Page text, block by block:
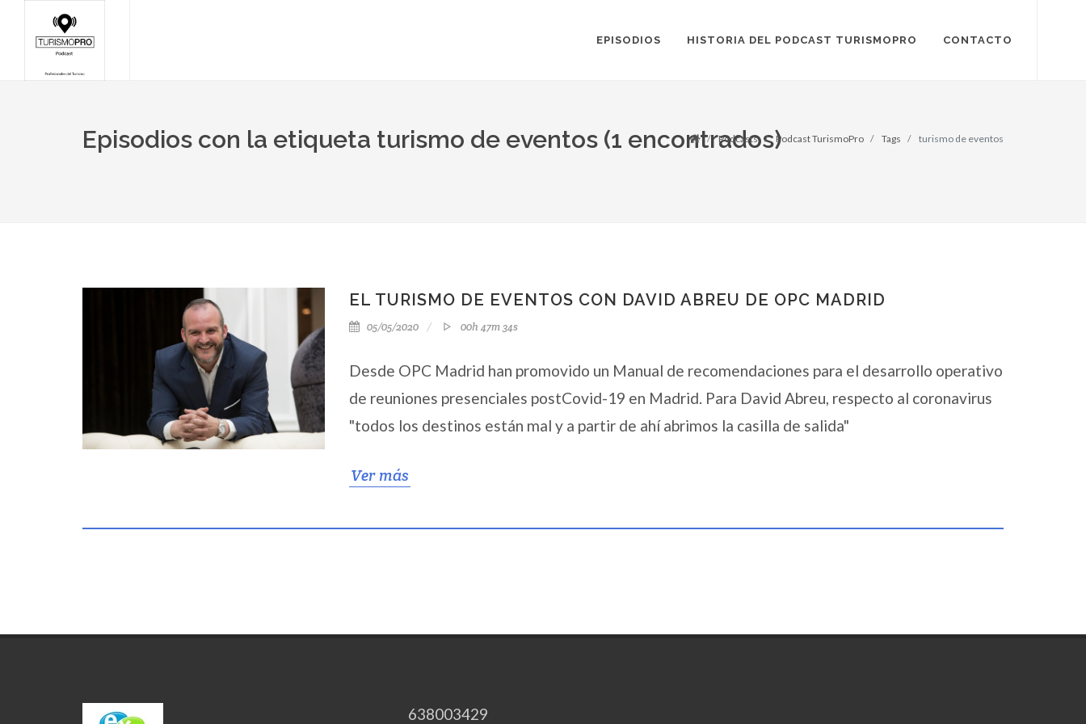
EPISODIOS HISTORIA DEL PODCAST TURISMOPRO CONTACTO
Episodios con la etiqueta turismo de eventos (1 encontrados)
Podcasts Podcast TurismoPro Tags turismo de eventos
EL TURISMO DE EVENTOS CON DAVID ABREU DE OPC MADRID
05/05/2020 00h 47m 34s
Desde OPC Madrid han promovido un Manual de recomendaciones para el desarrollo operativo
de reuniones presenciales postCovid-19 en Madrid. Para David Abreu, respecto al coronavirus
"todos los destinos están mal y a partir de ahí abrimos la casilla de salida"
Ver más
638003429